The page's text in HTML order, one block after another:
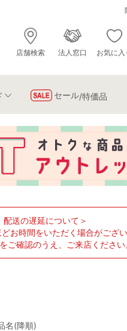
店舗検索 法人窓口 お気に入
セール/特価品
送の遅延について＞
お時間をいただく場合がござい
ご確認のうえ、ご来店ください
名(降順)